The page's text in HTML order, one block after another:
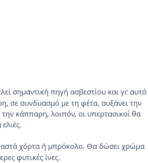
σημαντική πηγή ασβεστίου και γι’ αυτό
σε συνδυασμό με τη φέτα, αυξάνει την
την κάππαρη, λοιπόν, οι υπερτασικοί θα
χόρτα ή μπρόκολο. Θα δώσει χρώμα
φυτικές ίνες.